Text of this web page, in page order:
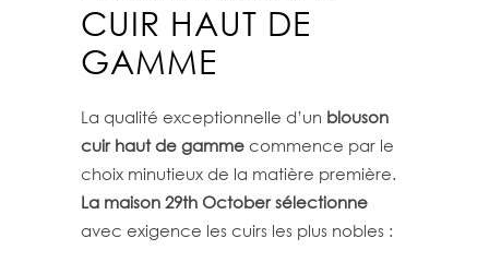
CUIR HAUT DE
GAMME
La qualité exceptionnelle d’un blouson
cuir haut de gamme commence par le
choix minutieux de la matière première.
La maison 29th October sélectionne
avec exigence les cuirs les plus nobles :